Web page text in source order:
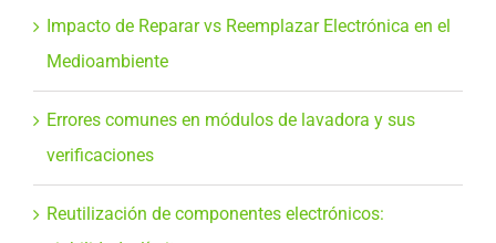
Impacto de Reparar vs Reemplazar Electrónica en el
Medioambiente
Errores comunes en módulos de lavadora y sus
verificaciones
Reutilización de componentes electrónicos: